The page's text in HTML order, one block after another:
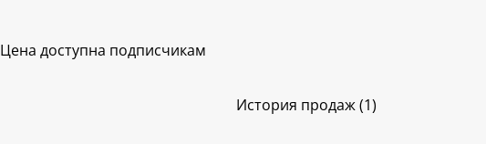
Цена доступна подписчикам
История продаж (1)